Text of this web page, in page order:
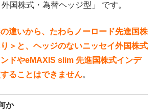
国株式・為替ヘッジ型」 です。
違いから、たわらノーロード先進国株
＞と、ヘッジのないニッセイ外国株式
ドやeMAXIS slim 先進国株式インデ
ることはできません。
か